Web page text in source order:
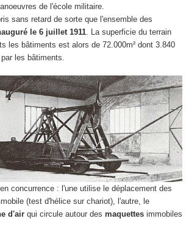
de l'école militaire.
sans retard de sorte que l'ensemble des
le 6 juillet 1911. La superficie du terrain
les bâtiments est alors de 72.000m² dont 3.840
les bâtiments.
concurrence : l'une utilise le déplacement des
(test d'hélice sur chariot), l'autre, le
d'airqui circule autour des maquettesimmobiles